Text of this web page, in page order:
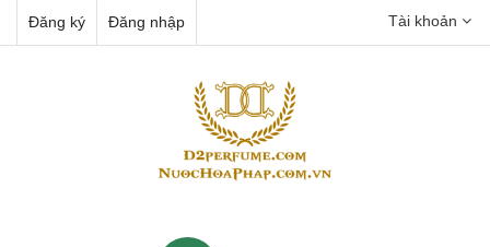
Đăng ký Đăng nhập Tài khoản